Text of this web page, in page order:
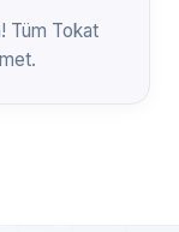
Tüm Tokat